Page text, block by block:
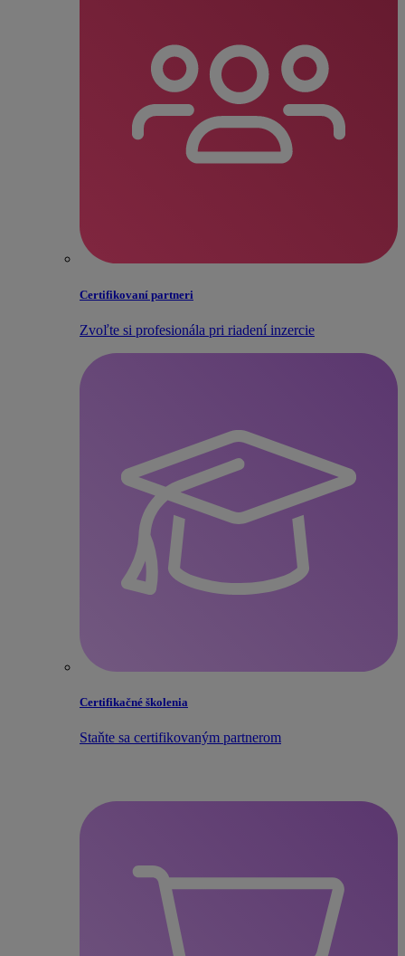
Certifikovaní partneri
Zvoľte si profesionála pri riadení inzercie
Certifikačné školenia
Staňte sa certifikovaným partnerom